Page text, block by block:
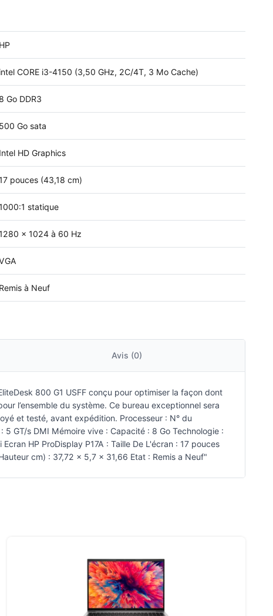
HP
intel CORE i3-4150 (3,50 GHz, 2C/4T, 3 Mo Cache)
8 Go DDR3
500 Go sata
Intel HD Graphics
17 pouces (43,18 cm)
1000:1 statique
1280 x 1024 à 60 Hz
Remis à Neuf
Avis (0)
800 G1 USFF conçu pour optimiser la façon dont
l’ensemble du système. Ce bureau exceptionnel sera
et testé, avant expédition. Processeur : N° du
GT/s DMI Mémoire vive : Capacité : 8 Go Technologie :
HP ProDisplay P17A : Taille De L'écran : 17 pouces
cm) : 37,72 x 5,7 x 31,66 Etat : Remis a Neuf"